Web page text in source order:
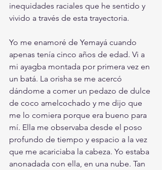
inequidades raciales que he sentido y
vivido a través de esta trayectoria.
Yo me enamoré de Yemayá cuando
apenas tenía cinco años de edad. Vi a
mi ayagba montada por primera vez en
un batá. La orisha se me acercó
dándome a comer un pedazo de dulce
de coco amelcochado y me dijo que
me lo comiera porque era bueno para
mí. Ella me observaba desde el poso
profundo de tiempo y espacio a la vez
que me acariciaba la cabeza. Yo estaba
anonadada con ella, en una nube. Tan